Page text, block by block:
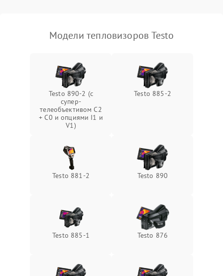
Модели тепловизоров Testo
Testo 890-2 (c
супер-
телеобъективом C2
+ C0 и опциями I1 и
V1)
Testo 885-2
Testo 881-2 Testo 890
Testo 885-1 Testo 876